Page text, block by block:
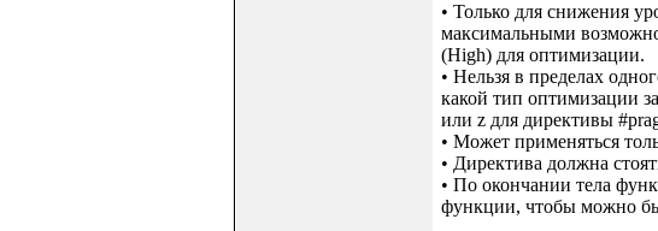
• Только для снижения
максимальными
(High) для оптимизации.
• Нельзя в пределах
какой тип оптимизации
или z для директивы
• Может применяться
• Директива должна
• По окончании тела
функции, чтобы можно